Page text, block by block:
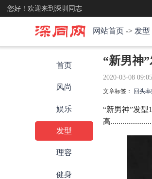
您好！欢迎来到深圳同志
网站首页 -> 发型
首页
风尚
娱乐
发型
理容
健身
“新男神
2020-03-08
文章标签： 回头率
“新男神”发型
高